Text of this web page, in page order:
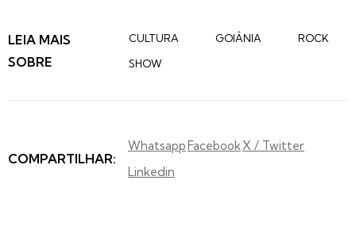
LEIA MAIS
SOBRE
CULTURA GOIÂNIA
ROCK
SHOW
COMPARTILHAR:
Whatsapp FacebookX / Twitter
Linkedin